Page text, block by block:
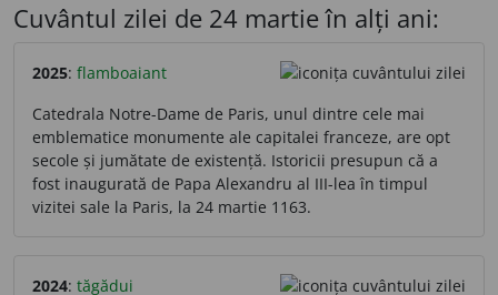
Cuvântul zilei de 24 martie în alți ani:
2025: flamboaiant
Catedrala Notre-Dame de Paris, unul dintre cele mai
emblematice monumente ale capitalei franceze, are opt
secole și jumătate de existență. Istoricii presupun că a
fost inaugurată de Papa Alexandru al III-lea în timpul
vizitei sale la Paris, la 24 martie 1163.
2024: tăgădui